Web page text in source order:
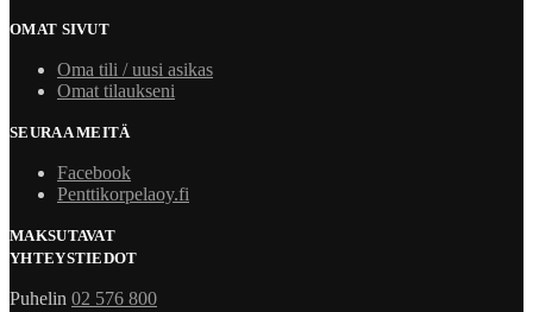
OMAT SIVUT
Oma tili / uusi asikas
Omat tilaukseni
SEURAA MEITÄ
Facebook
Penttikorpelaoy.fi
MAKSUTAVAT
YHTEYSTIEDOT
Puhelin 02 576 800